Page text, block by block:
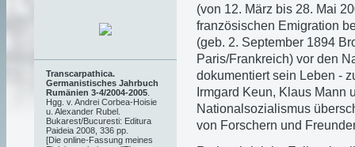
(von 12. März bis 28. Mai
französischen Emigration
(geb. 2. September 1894
Paris/Frankreich) vor den
dokumentiert sein Leben -
Irmgard Keun, Klaus Mann
Nationalsozialismus
von Forschern und
Transcarpathica.
Germanistisches Jahrbuch
Rumänien 3-4/2004-2005
Hgg. v. Andrei Corbea-Hoisie
u. Alexander Rubel.
Bukarest/Bucuresti: Editura
Paideia 2008, 336 pp.
[Die online-Fassung meines